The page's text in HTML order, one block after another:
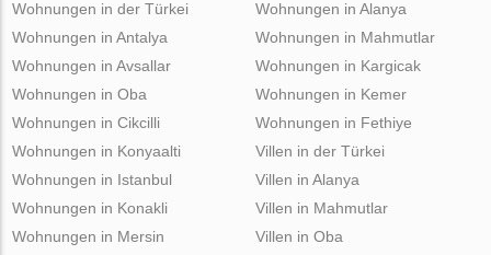
Wohnungen in der Türkei
Wohnungen in Antalya
Wohnungen in Avsallar
Wohnungen in Oba
Wohnungen in Cikcilli
Wohnungen in Alanya
Wohnungen in Mahmutlar
Wohnungen in Kargicak
Wohnungen in Kemer
Wohnungen in Fethiye
Wohnungen in Konyaalti
Wohnungen in Istanbul
Wohnungen in Konakli
Wohnungen in Mersin
Villen in der Türkei
Villen in Alanya
Villen in Mahmutlar
Villen in Oba